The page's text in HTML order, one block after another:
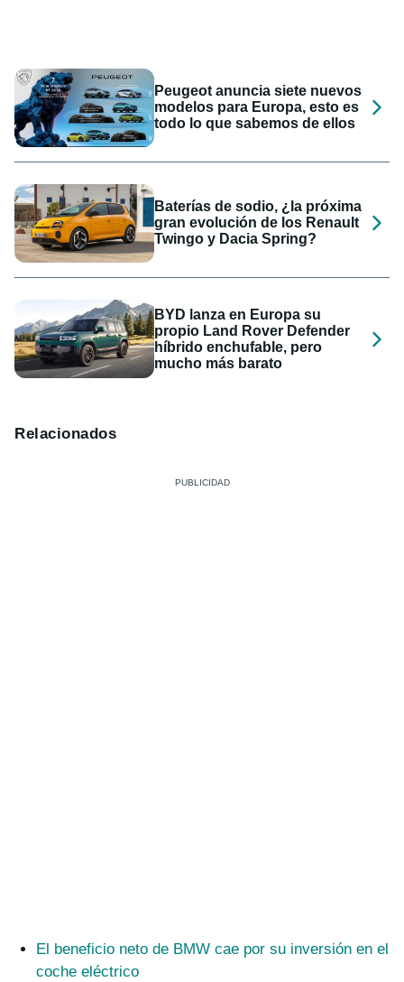
Peugeot anuncia siete nuevos
modelos para Europa, esto es
todo lo que sabemos de ellos
Baterías de sodio, ¿la próxima
gran evolución de los Renault
Twingo y Dacia Spring?
BYD lanza en Europa su
propio Land Rover Defender
híbrido enchufable, pero
mucho más barato
Relacionados
El beneficio neto de BMW cae por su inversión en el
coche eléctrico